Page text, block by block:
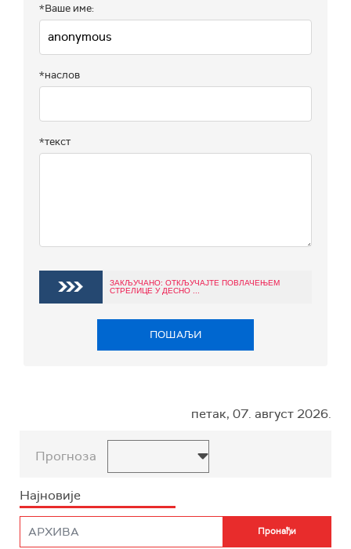
*Ваше име:
*наслов
*текст
ЗАКЉУЧАНО: ОТКЉУЧАЈТЕ ПОВЛАЧЕЊЕМ
СТРЕЛИЦЕ У ДЕСНО ...
ПОШАЉИ
петак, 07. август 2026.
Прогноза
Најновије